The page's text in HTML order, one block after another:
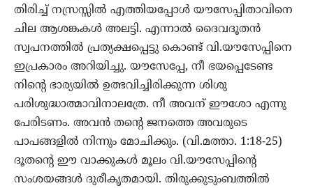
തിരിച്ച് നസ്രസ്സില്‍ എത്തിയപ്പോള്‍ യൗസേപ്പിതാവിനെ
ചില ആശങ്കകള്‍ അലട്ടി. എന്നാല്‍ ദൈവദൂതന്‍
സ്വപനത്തില്‍ പ്രത്യക്ഷപ്പെട്ടു കൊണ്ട് വി.യൗസേപ്പിനെ
ഇപ്രകാരം അറിയിച്ചു. യൗസേപ്പേ, നീ ഭയപ്പെടേണ്ട
നിന്‍റെ ഭാര്യയില്‍ ഉത്ഭവിച്ചിരിക്കുന്ന ശിശു
പരിശുദ്ധാത്മാവിനാലത്രേ. നീ അവന് ഈശോ എന്നു
പേരിടണം. അവന്‍ തന്‍റെ ജനത്തെ അവരുടെ
പാപങ്ങളില്‍ നിന്നും മോചിക്കും. (വി.മത്താ. 1:18-25)
ദൂതന്റെ ഈ വാക്കുകൾ മൂലം വി.യൗസേപ്പിന്‍റെ
സംശയങ്ങള്‍ ദുരീകൃതമായി. തിരുക്കുടുംബത്തില്‍